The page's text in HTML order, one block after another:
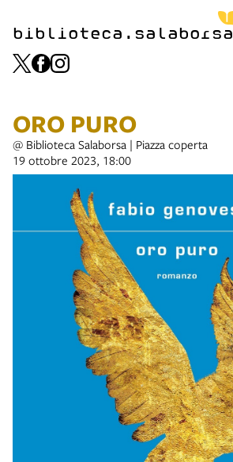
biblioteca.salaborsa
ORO PURO
@ Biblioteca Salaborsa | Piazza coperta
19 ottobre 2023, 18:00